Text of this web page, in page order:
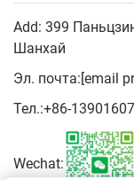
Add: 399
Шанхай
Эл. почта: [email
Тел.:+86-
Wechat: